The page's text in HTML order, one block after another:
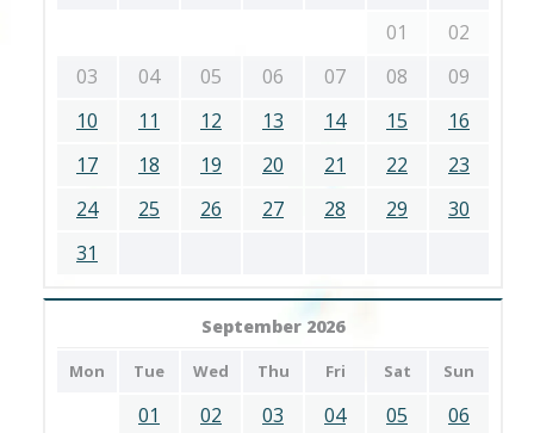
01
02
03
04 05 06 07 08
09
10
11 12 13 14 15
16
17
18 19 20 21 22
23
24
25 26 27 28 29
30
31
September 2026
Mon Tue Wed Thu Fri Sat Sun
01 02 03 04 05
06